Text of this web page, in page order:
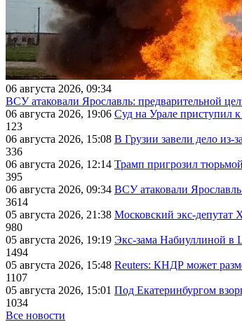
06 августа 2026, 09:34
ВСУ атаковали Ярославль: предварительной
06 августа 2026, 19:06 Суд на Урале приступил
123
06 августа 2026, 15:08 В Грузии завели дело из-
336
06 августа 2026, 12:14 Трамп пригрозил
395
06 августа 2026, 09:34 ВСУ атаковали
3614
05 августа 2026, 21:38 Московский экс-депутат
980
05 августа 2026, 19:19 Экс-зама Набиуллиной в
1494
05 августа 2026, 15:48 Reuters: КНДР может
1107
05 августа 2026, 15:01 Под Екатеринбургом
1034
Все новости